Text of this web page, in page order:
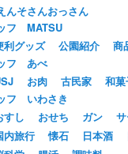
んそさんおっさん
フ MATSU
利グッズ
公園紹介 商
フ あべ
お肉 古民家
和菓
フ いわさき
すし
おせち ガン
内旅行
懐石 日本酒